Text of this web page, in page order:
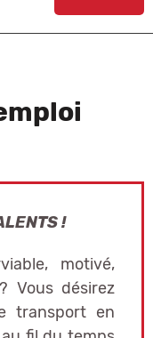
!
motivé,
Vous désirez
transport en